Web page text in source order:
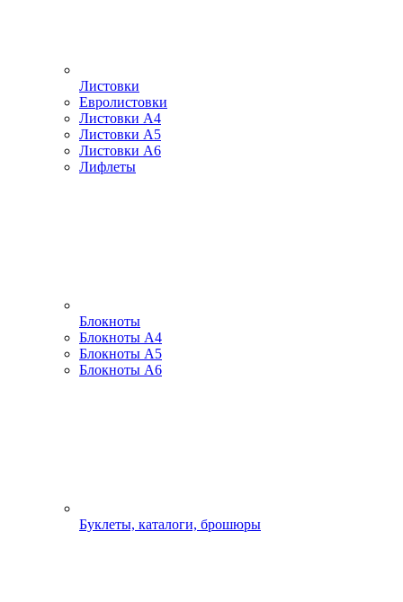
Листовки
Евролистовки
Листовки А4
Листовки А5
Листовки А6
Лифлеты
Блокноты
Блокноты А4
Блокноты А5
Блокноты А6
Буклеты, каталоги, брошюры